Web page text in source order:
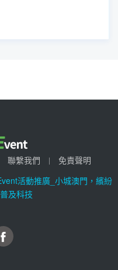
聯繫我們
免責聲明
活動推廣_小城澳門，繽紛
普及科技